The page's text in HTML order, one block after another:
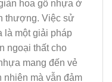
hoa gỗ nhựa ở
thượng. Việc sử
là một giải pháp
ngoại thất cho
mang đến vẻ
mà vẫn đảm